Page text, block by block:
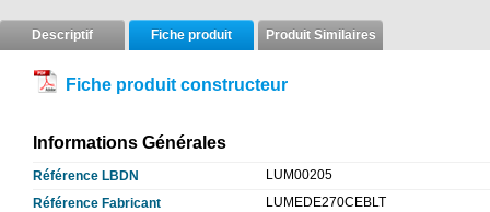
Descriptif Fiche produit Produit Similaires
Fiche produit constructeur
Informations Générales
Référence LBDN
LUM00205
Référence Fabricant
LUMEDE270CEBLT